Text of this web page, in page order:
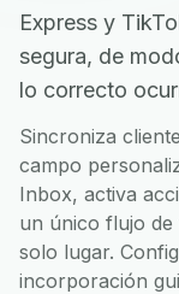
Express y
segura, de
lo correcto
Sincroniza
campo
Inbox, activa
un único flujo
solo lugar.
incorporación